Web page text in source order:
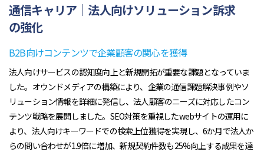
通信キャリア｜法人向けソリューション訴求
の強化
B2B向けコンテンツで企業顧客の関心を獲得
法人向けサービスの認知度向上と新規開拓が重要な課題となっていま
した。オウンドメディアの構築により、企業の通信課題解決事例やソ
リューション情報を詳細に発信し、法人顧客のニーズに対応したコン
テンツ戦略を展開しました。SEO対策を重視したwebサイトの運用に
より、法人向けキーワードでの検索上位獲得を実現し、6か月で法人か
らの問い合わせが1.9倍に増加、新規契約件数も25%向上する成果を達